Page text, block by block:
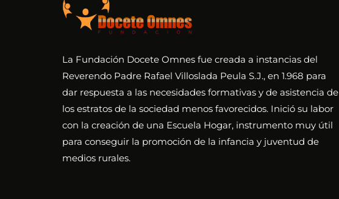
La Fundación Docete Omnes fue creada a instancias del
Reverendo Padre Rafael Villoslada Peula S.J., en 1.968 para
dar respuesta a las necesidades formativas y de asistencia de
los estratos de la sociedad menos favorecidos. Inició su labor
con la creación de una Escuela Hogar, instrumento muy útil
para conseguir la promoción de la infancia y juventud de
medios rurales.